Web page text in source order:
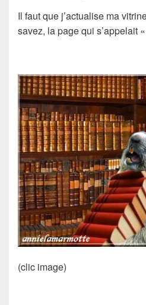
Il faut que j’actualise ma
savez, la page qui s’appelait
(clic image)